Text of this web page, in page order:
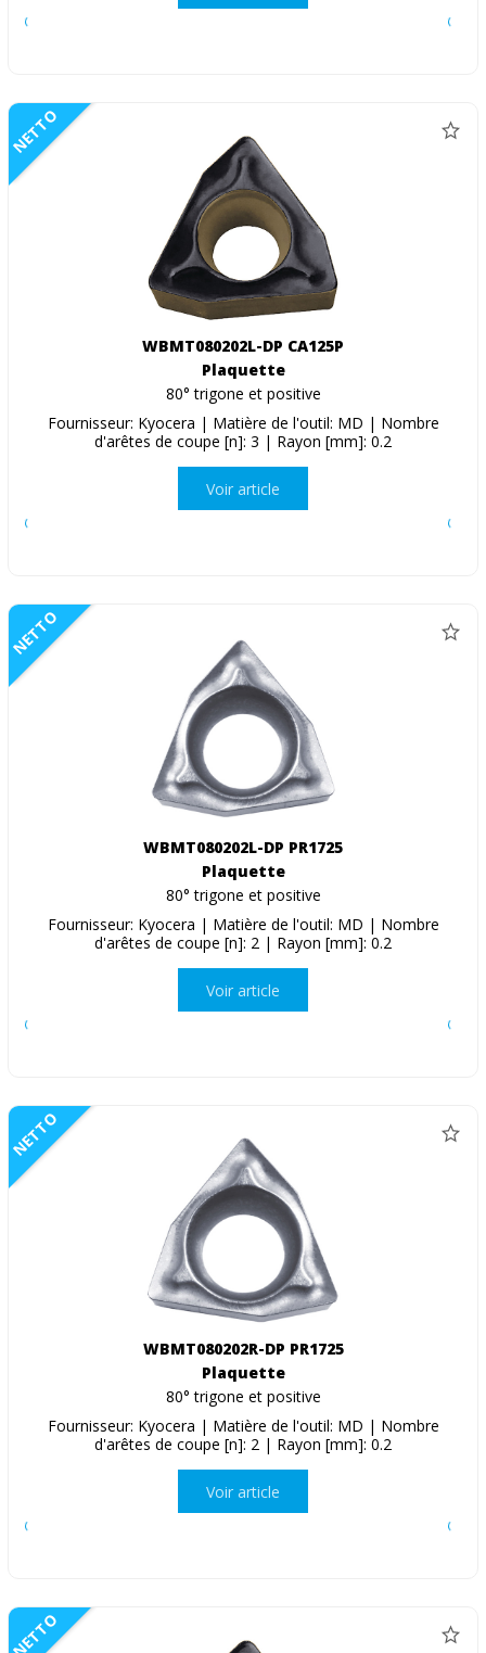
NETTO
WBMT080202L-DP CA125P
Plaquette
80° trigone et positive
Fournisseur: Kyocera | Matière de l'outil: MD | Nombre
d'arêtes de coupe [n]: 3 | Rayon [mm]: 0.2
Voir article
NETTO
WBMT080202L-DP PR1725
Plaquette
80° trigone et positive
Fournisseur: Kyocera | Matière de l'outil: MD | Nombre
d'arêtes de coupe [n]: 2 | Rayon [mm]: 0.2
Voir article
NETTO
WBMT080202R-DP PR1725
Plaquette
80° trigone et positive
Fournisseur: Kyocera | Matière de l'outil: MD | Nombre
d'arêtes de coupe [n]: 2 | Rayon [mm]: 0.2
Voir article
NETTO